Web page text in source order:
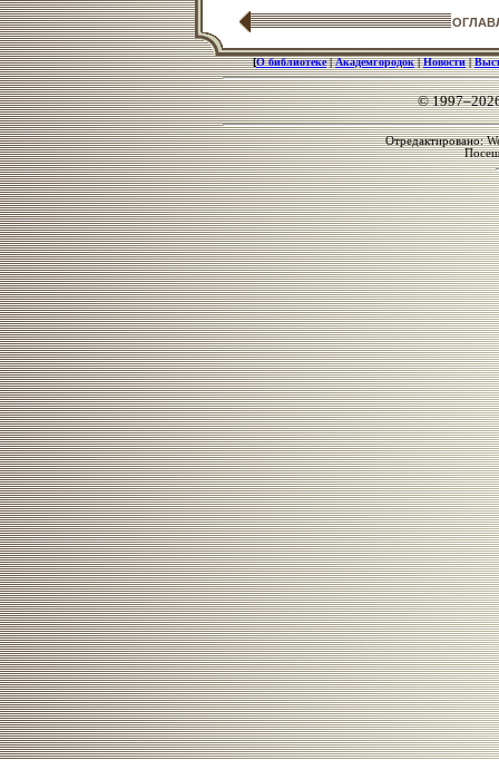
[О библиотеке|Академгородок|Новости|
©
Отредактировано: